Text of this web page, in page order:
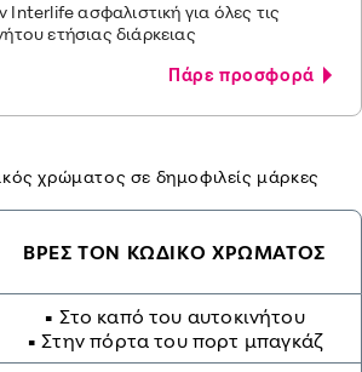
ασφαλιστική για όλες τις
ετήσιας διάρκειας
Πάρε προσφορά
χρώματος σε δημοφιλείς μάρκες
ΒΡΕΣ ΤΟΝ ΚΩΔΙΚΟ ΧΡΩΜΑΤΟΣ
• Στο καπό του αυτοκινήτου
• Στην πόρτα του πορτ μπαγκάζ